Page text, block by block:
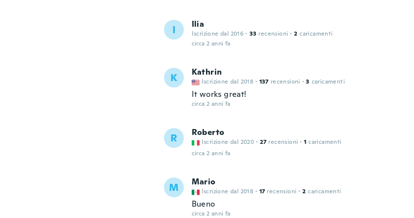
I Ilia
Iscrizione dal 2016 · 33 recensioni · 2 caricamenti
circa 2 anni fa
K Kathrin
Iscrizione dal 2018 · 137 recensioni · 3 caricamenti
It works great!
circa 2 anni fa
R Roberto
Iscrizione dal 2020 · 27 recensioni · 1 caricamenti
circa 2 anni fa
M Mario
Iscrizione dal 2018 · 17 recensioni · 2 caricamenti
Bueno
circa 2 anni fa